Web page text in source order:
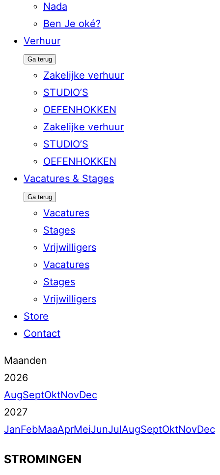
Nada
Ben Je oké?
Verhuur
Ga terug
Zakelijke verhuur
STUDIO’S
OEFENHOKKEN
Zakelijke verhuur
STUDIO’S
OEFENHOKKEN
Vacatures & Stages
Ga terug
Vacatures
Stages
Vrijwilligers
Vacatures
Stages
Vrijwilligers
Store
Contact
Maanden
2026
AugSeptOktNovDec
2027
JanFebMaaAprMeiJunJulAugSeptOktNovDec
STROMINGEN